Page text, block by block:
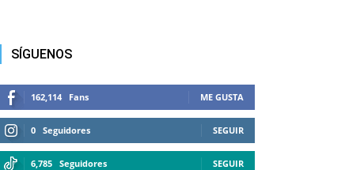
SÍGUENOS
162,114 Fans ME GUSTA
0 Seguidores SEGUIR
6,785 Seguidores SEGUIR